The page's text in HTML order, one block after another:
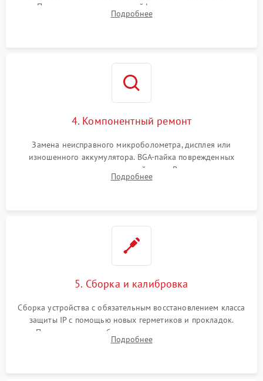
Проверка целостности шлейфов, модуля памяти и
интерфейсов связи. Выявление сгоревших SMD-компонентов
Подробнее
4. Компонентный ремонт
Замена неисправного микроболометра, дисплея или
изношенного аккумулятора. BGA-пайка поврежденных
контроллеров на материнской плате. Восстановление
разъемов и кнопок, замена поврежденных элементов
Подробнее
5. Сборка и калибровка
Сборка устройства с обязательным восстановлением класса
защиты IP с помощью новых герметиков и прокладок.
Программная калибровка матрицы по эталонному
абсолютно черному телу для точного измерения температур.
Подробнее